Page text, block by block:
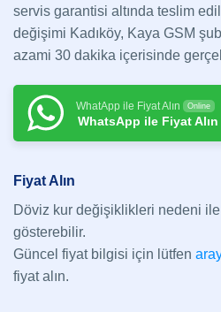
servis garantisi altında teslim
değişimi Kadıköy, Kaya GSM
azami 30 dakika içerisinde
WhatApp ile Fiyat Alın Online
WhatsApp ile Fiyat Alın
Fiyat Alın
Döviz kur değişiklikleri nedeni
gösterebilir.
Güncel fiyat bilgisi için lütfen
fiyat alın.